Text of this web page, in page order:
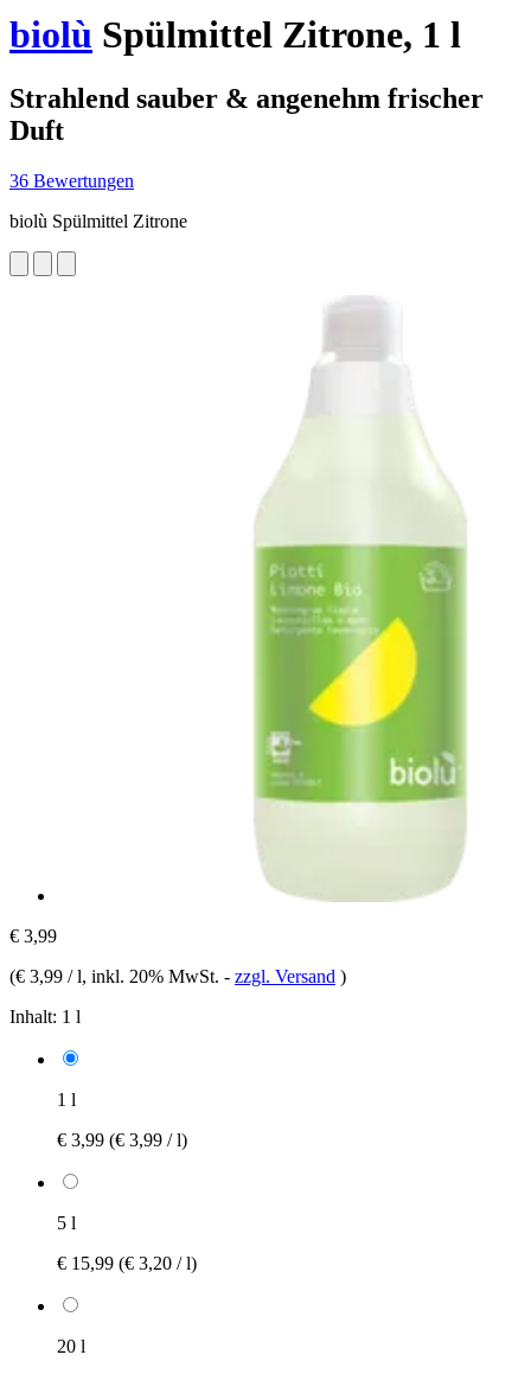
biolù Spülmittel Zitrone, 1 l
Strahlend sauber & angenehm frischer
Duft
36 Bewertungen
biolù Spülmittel Zitrone
€ 3,99
(€ 3,99 / l, inkl. 20% MwSt. - zzgl. Versand )
Inhalt: 1 l
1 l
€ 3,99 (€ 3,99 / l)
5 l
€ 15,99 (€ 3,20 / l)
20 l